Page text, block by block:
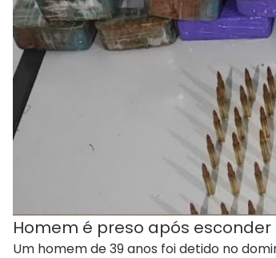
Homem é preso após
Um homem de 39 anos foi detido no